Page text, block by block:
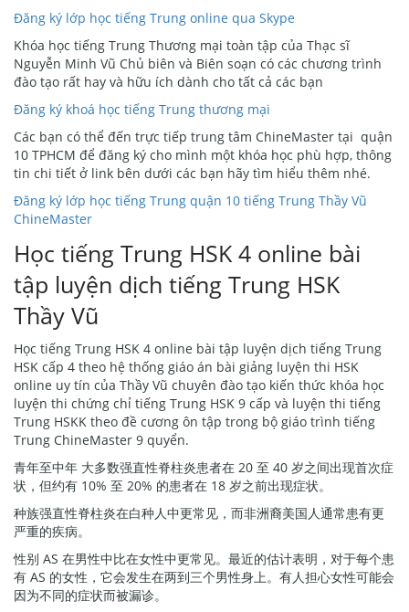
Đăng ký lớp học tiếng Trung online qua Skype
Khóa học tiếng Trung Thương mại toàn tập của Thạc sĩ
Nguyễn Minh Vũ Chủ biên và Biên soạn có các chương trình
đào tạo rất hay và hữu ích dành cho tất cả các bạn
Đăng ký khoá học tiếng Trung thương mại
Các bạn có thể đến trực tiếp trung tâm ChineMaster tại quận
10 TPHCM để đăng ký cho mình một khóa học phù hợp, thông
tin chi tiết ở link bên dưới các bạn hãy tìm hiểu thêm nhé.
Đăng ký lớp học tiếng Trung quận 10 tiếng Trung Thầy Vũ
ChineMaster
Học tiếng Trung HSK 4 online bài
tập luyện dịch tiếng Trung HSK
Thầy Vũ
Học tiếng Trung HSK 4 online bài tập luyện dịch tiếng Trung
HSK cấp 4 theo hệ thống giáo án bài giảng luyện thi HSK
online uy tín của Thầy Vũ chuyên đào tạo kiến thức khóa học
luyện thi chứng chỉ tiếng Trung HSK 9 cấp và luyện thi tiếng
Trung HSKK theo đề cương ôn tập trong bộ giáo trình tiếng
Trung ChineMaster 9 quyển.
青年至中年 大多数强直性脊柱炎患者在 20 至 40 岁之间出现首次症
状，但约有 10% 至 20% 的患者在 18 岁之前出现症状。
种族强直性脊柱炎在白种人中更常见，而非洲裔美国人通常患有更
严重的疾病。
性别 AS 在男性中比在女性中更常见。最近的估计表明，对于每个患
有 AS 的女性，它会发生在两到三个男性身上。有人担心女性可能会
因为不同的症状而被漏诊。